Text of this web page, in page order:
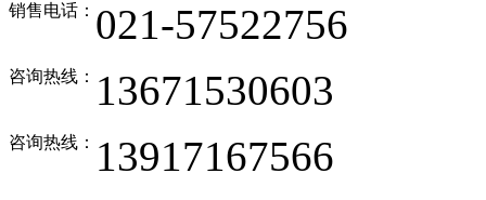
销售电话： 021-57522756
咨询热线： 13671530603
咨询热线： 13917167566